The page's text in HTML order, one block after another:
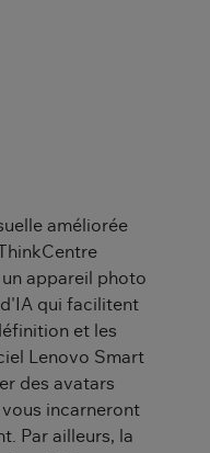
améliorée
appareil photo
qui facilitent
et les
Lenovo Smart
des avatars
incarneront
Par ailleurs, la